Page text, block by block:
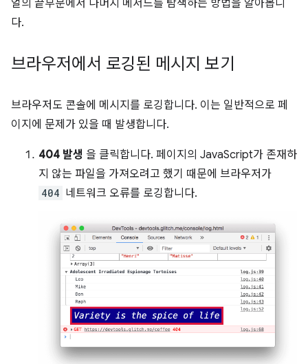
얼의 끝부분에서 나머지 메서드를 탐색하는 방법을 알아봅니
다.
브라우저에서 로깅된 메시지 보기
브라우저도 콘솔에 메시지를 로깅합니다. 이는 일반적으로 페
이지에 문제가 있을 때 발생합니다.
404 발생 을 클릭합니다. 페이지의 JavaScript가 존재하
지 않는 파일을 가져오려고 했기 때문에 브라우저가
404 네트워크 오류를 로깅합니다.